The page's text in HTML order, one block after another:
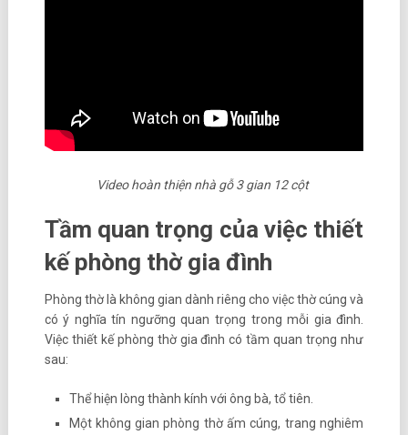
Video hoàn thiện nhà gỗ 3 gian 12 cột
Tầm quan trọng của việc thiết
kế phòng thờ gia đình
Phòng thờ là không gian dành riêng cho việc thờ cúng và
có ý nghĩa tín ngưỡng quan trọng trong mỗi gia đình.
Việc thiết kế phòng thờ gia đình có tầm quan trọng như
sau:
Thể hiện lòng thành kính với ông bà, tổ tiên.
Một không gian phòng thờ ấm cúng, trang nghiêm